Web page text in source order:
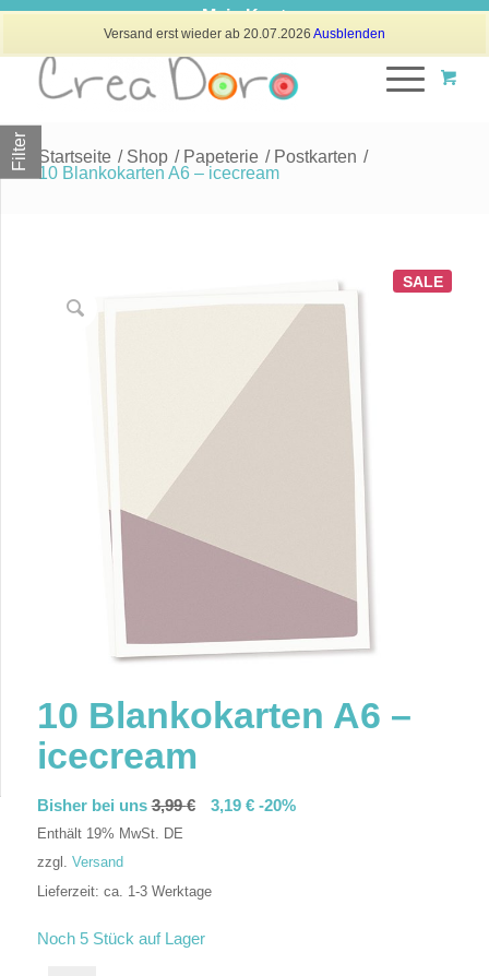
Mein Konto
Startseite / Shop / Papeterie / Postkarten /
10 Blankokarten A6 – icecream
SALE
10 Blankokarten A6 –
icecream
Bisher bei uns 3,99€ 3,19 €-20%
Enthält 19% MwSt. DE
zzgl. Versand
Lieferzeit: ca. 1-3 Werktage
Noch 5 Stück auf Lager
Filter
Versand erst wieder ab 20.07.2026 Ausblenden